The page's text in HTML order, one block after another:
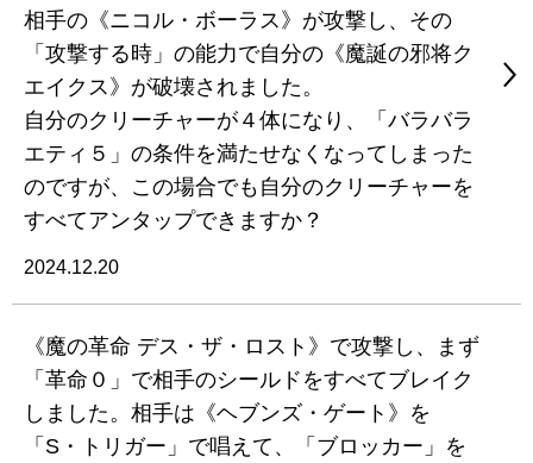
相手の《ニコル・ボーラス》が攻撃し、その
「攻撃する時」の能力で自分の《魔誕の邪将ク
エイクス》が破壊されました。
自分のクリーチャーが４体になり、「バラバラ
エティ５」の条件を満たせなくなってしまった
のですが、この場合でも自分のクリーチャーを
すべてアンタップできますか？
2024.12.20
《魔の革命 デス・ザ・ロスト》で攻撃し、まず
「革命０」で相手のシールドをすべてブレイク
しました。相手は《ヘブンズ・ゲート》を
「S・トリガー」で唱えて、「ブロッカー」を